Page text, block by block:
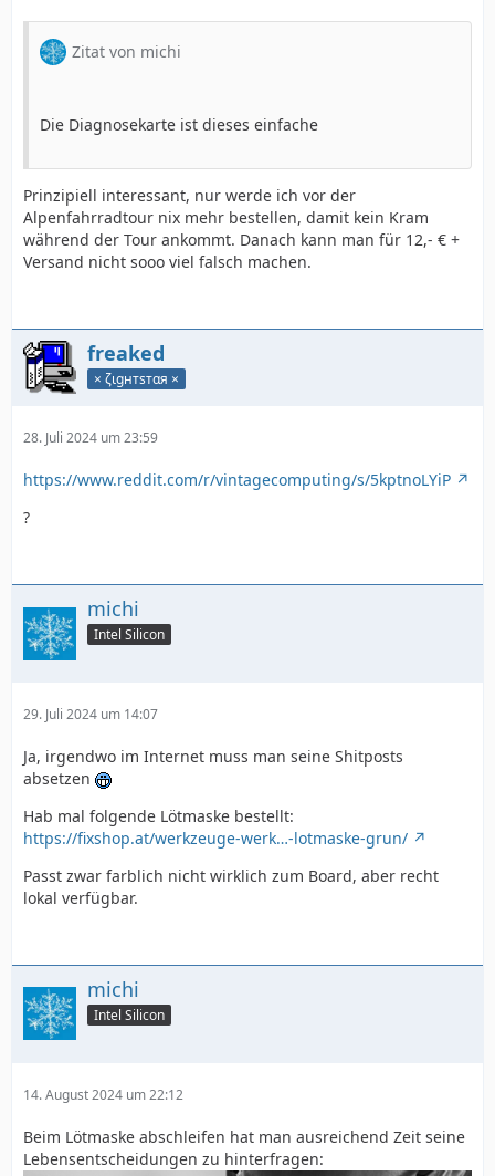
Zitat von michi
Die Diagnosekarte ist dieses einfache
Prinzipiell interessant, nur werde ich vor der
Alpenfahrradtour nix mehr bestellen, damit kein Kram
während der Tour ankommt. Danach kann man für 12,- € +
Versand nicht sooo viel falsch machen.
freaked
× ζιgнтѕтαя ×
28. Juli 2024 um 23:59
https://www.reddit.com/r/vintagecomputing/s/5kptnoLYiP
?
michi
Intel Silicon
29. Juli 2024 um 14:07
Ja, irgendwo im Internet muss man seine Shitposts
absetzen
Hab mal folgende Lötmaske bestellt:
https://fixshop.at/werkzeuge-werk…-lotmaske-grun/
Passt zwar farblich nicht wirklich zum Board, aber recht
lokal verfügbar.
michi
Intel Silicon
14. August 2024 um 22:12
Beim Lötmaske abschleifen hat man ausreichend Zeit seine
Lebensentscheidungen zu hinterfragen: